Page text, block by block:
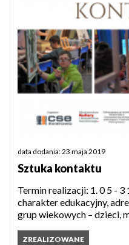
data dodania: 23 maja 2019
Sztuka kontaktu
Termin realizacji: 1. 0 5 - 3
charakter edukacyjny,
grup wiekowych – dzieci,
ZREALIZOWANE